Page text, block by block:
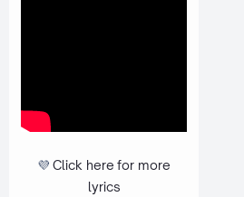
💜 Click here for more
lyrics